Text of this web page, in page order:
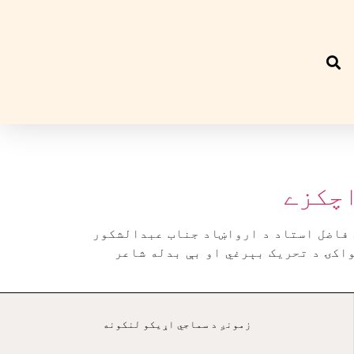
استاد د ارواښاد جناب عبدالشکور
د خپلواکۍ د تحريک بېرغي او بې بدله شاعر
زمونږ د سماجي اړيکو لنکونه